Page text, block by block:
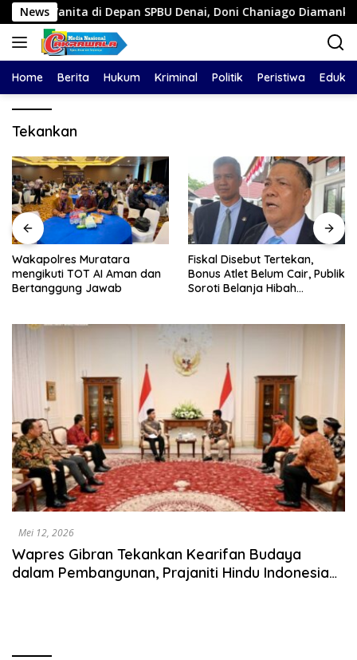
Langsung
ke
konten
News
di Depan SPBU Denai, Doni Chaniago Diamankan Polsek
Home Berita Hukum Kriminal Politik Peristiwa
Tekankan
Wakapolres Muratara
mengikuti TOT AI Aman dan
Bertanggung Jawab
Fiskal Disebut Tertekan,
Bonus Atlet Belum Cair, Publik
Soroti Belanja Hibah
Mei 12, 2026
Wapres Gibran Tekankan Kearifan Budaya
dalam Pembangunan, Prajaniti Hindu Indonesia